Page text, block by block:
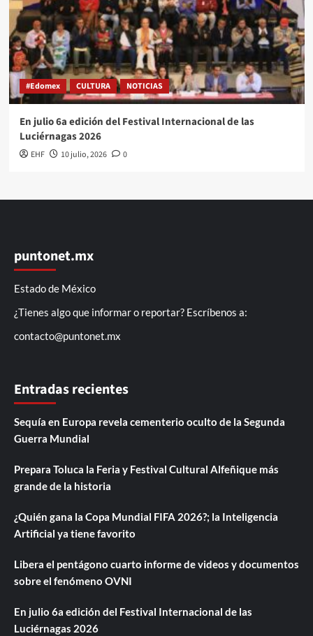
#Edomex CULTURA NOTICIAS
En julio 6a edición del Festival Internacional de las
Luciérnagas 2026
EHF 10 julio, 2026 0
puntonet.mx
Estado de México
¿Tienes algo que informar o reportar? Escríbenos a:
contacto@puntonet.mx
Entradas recientes
Sequía en Europa revela cementerio oculto de la Segunda
Guerra Mundial
Prepara Toluca la Feria y Festival Cultural Alfeñique más
grande de la historia
¿Quién gana la Copa Mundial FIFA 2026?; la Inteligencia
Artificial ya tiene favorito
Libera el pentágono cuarto informe de videos y documentos
sobre el fenómeno OVNI
En julio 6a edición del Festival Internacional de las
Luciérnagas 2026